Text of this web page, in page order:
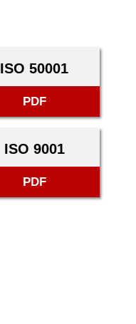
ISO 50001
PDF
ISO 9001
PDF